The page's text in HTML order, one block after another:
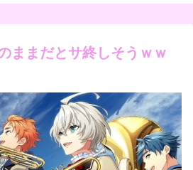
ままだとサ終しそうｗｗ